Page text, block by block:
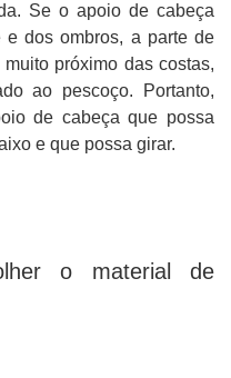
Se o apoio de cabeça
e dos ombros, a parte de
próximo das costas,
ao pescoço. Portanto,
de cabeça que possa
e que possa girar.
o material de